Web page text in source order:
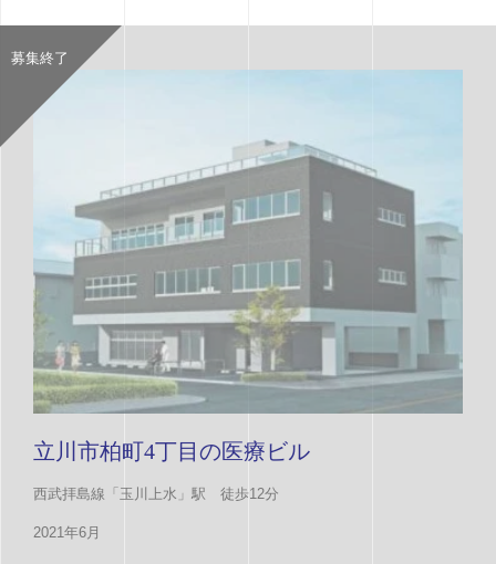
立川市柏町4丁目の医療ビル
西武拝島線「玉川上水」駅 徒歩12分
2021年6月
募集終了